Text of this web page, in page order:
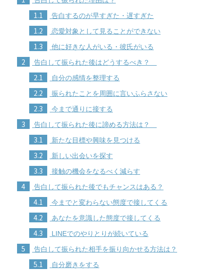
1.1 告白するのが早すぎた・遅すぎた
1.2 恋愛対象として見ることができない
1.3 他に好きな人がいる・彼氏がいる
2 告白して振られた後はどうするべき？
2.1 自分の感情を整理する
2.2 振られたことを周囲に言いふらさない
2.3 今まで通りに接する
3 告白して振られた後に諦める方法は？
3.1 新たな目標や興味を見つける
3.2 新しい出会いを探す
3.3 接触の機会をなるべく減らす
4 告白して振られた後でもチャンスはある？
4.1 今までと変わらない態度で接してくる
4.2 あなたを意識した態度で接してくる
4.3 LINEでのやりとりが続いている
5 告白して振られた相手を振り向かせる方法は？
5.1 自分磨きをする